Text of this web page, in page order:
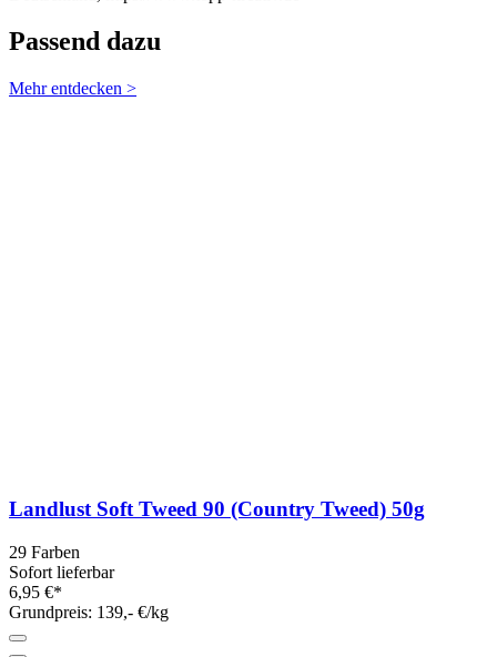
Passend dazu
Mehr entdecken >
Landlust Soft Tweed 90 (Country Tweed) 50g
29 Farben
Sofort lieferbar
6,95 €*
Grundpreis: 139,- €/kg